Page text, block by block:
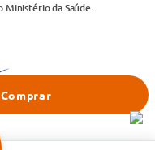
Comprar
da Saúde.